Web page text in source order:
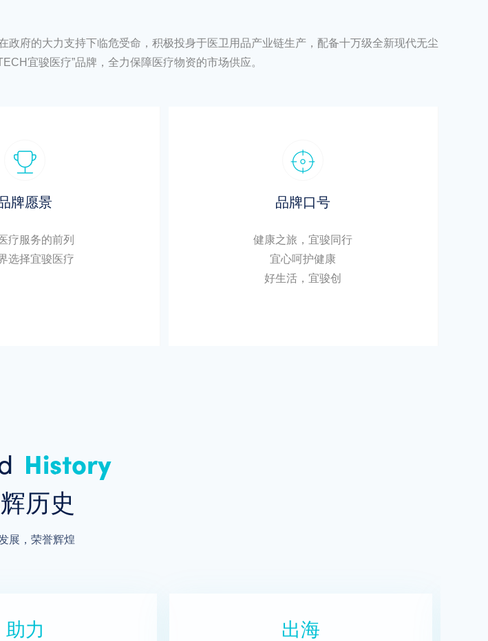
府的大力支持下临危受命，积极投身于医卫用品产业链生产，配备十万级全新现代无尘
宜骏医疗”品牌，全力保障医疗物资的市场供应。
牌愿景
疗服务的前列
选择宜骏医疗
品牌口号
健康之旅，宜骏同行
宜心呵护健康
好生活，宜骏创
History
历史
展，荣誉辉煌
出海
远销